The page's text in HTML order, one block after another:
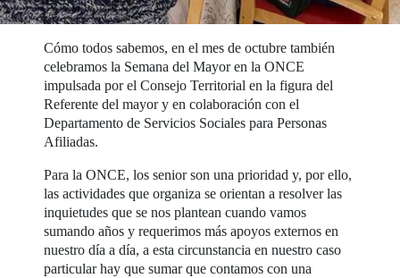
Cómo todos sabemos, en el mes de octubre también
celebramos la Semana del Mayor en la ONCE
impulsada por el Consejo Territorial en la figura del
Referente del mayor y en colaboración con el
Departamento de Servicios Sociales para Personas
Afiliadas.
Para la ONCE, los senior son una prioridad y, por ello,
las actividades que organiza se orientan a resolver las
inquietudes que se nos plantean cuando vamos
sumando años y requerimos más apoyos externos en
nuestro día a día, a esta circunstancia en nuestro caso
particular hay que sumar que contamos con una